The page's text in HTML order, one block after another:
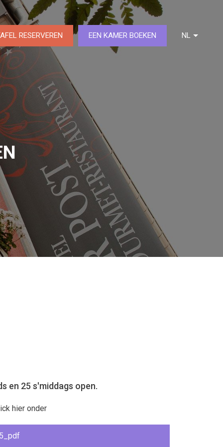
RESERVEREN EEN KAMER BOEKEN NL
en 25 s'middags open.
hier onder